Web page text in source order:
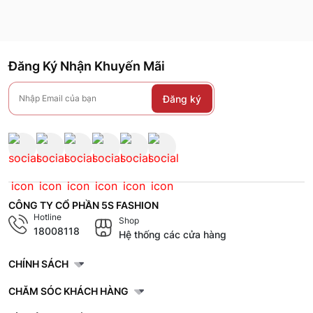
Đăng Ký Nhận Khuyến Mãi
Đăng ký
CÔNG TY CỔ PHẦN 5S FASHION
Hotline
18008118
Shop
Hệ thống các cửa hàng
CHÍNH SÁCH
CHĂM SÓC KHÁCH HÀNG